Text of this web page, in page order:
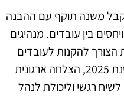
משנה תוקף עם ההבנה
בין עובדים. מנהיגים
הצורך להקנות לעובדים
סביבה בטוחה לביטוי רגשות. בשנת 2025, הצלחה ארגונית
רגשי וליכולת לנהל